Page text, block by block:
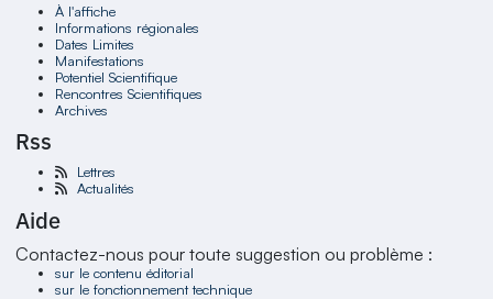
À l'affiche
Informations régionales
Dates Limites
Manifestations
Potentiel Scientifique
Rencontres Scientifiques
Archives
Rss
Lettres
Actualités
Aide
Contactez-nous pour toute suggestion ou problème :
sur le contenu éditorial
sur le fonctionnement technique